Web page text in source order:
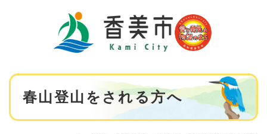
本
春山登山をされる方へ